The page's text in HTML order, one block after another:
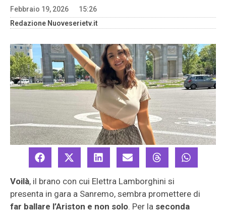
Febbraio 19, 2026
15:26
Redazione Nuoveserietv.it
Voilà, il brano con cui Elettra Lamborghini si
presenta in gara a Sanremo, sembra promettere di
far ballare l’Ariston e non solo. Per la seconda